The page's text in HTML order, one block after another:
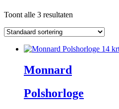
Toont alle 3 resultaten
Monnard
Polshorloge